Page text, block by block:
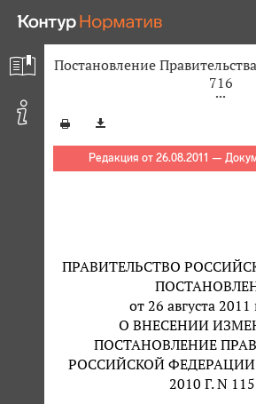
Постановление
716
Редакция от 26.08.2011 —
ПРАВИТЕЛЬСТВО
от 26 августа 2011
О ВНЕСЕНИИ
ПОСТАНОВЛЕНИЕ
РОССИЙСКОЙ ФЕДЕРАЦИИ
2010 Г. N